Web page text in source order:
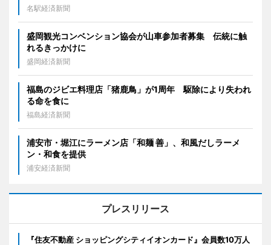
名駅経済新聞
盛岡観光コンベンション協会が山車参加者募集 伝統に触
れるきっかけに
盛岡経済新聞
福島のジビエ料理店「猪鹿鳥」が1周年 駆除により失われ
る命を食に
福島経済新聞
浦安市・堀江にラーメン店「和麺 善」、和風だしラーメ
ン・和食を提供
浦安経済新聞
プレスリリース
『住友不動産 ショッピングシティイオンカード』会員数10万人